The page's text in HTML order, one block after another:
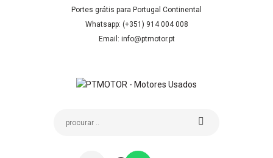
Portes grátis para Portugal Continental
Whatsapp: (+351) 914 004 008
Email: info@ptmotor.pt